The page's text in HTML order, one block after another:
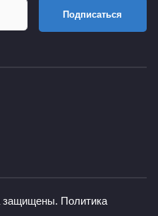
Подписаться
защищены. Политика